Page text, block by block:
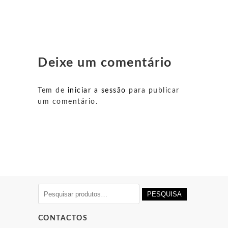
Deixe um comentário
Tem de iniciar a sessão para publicar
um comentário.
por:
PESQUISA
CONTACTOS